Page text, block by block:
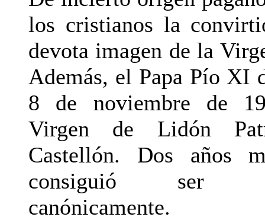
los cristianos la
devota imagen de la
Además, el Papa Pío XI
8 de noviembre de
Virgen de Lidón
Castellón. Dos años
consiguió ser
canónicamente.